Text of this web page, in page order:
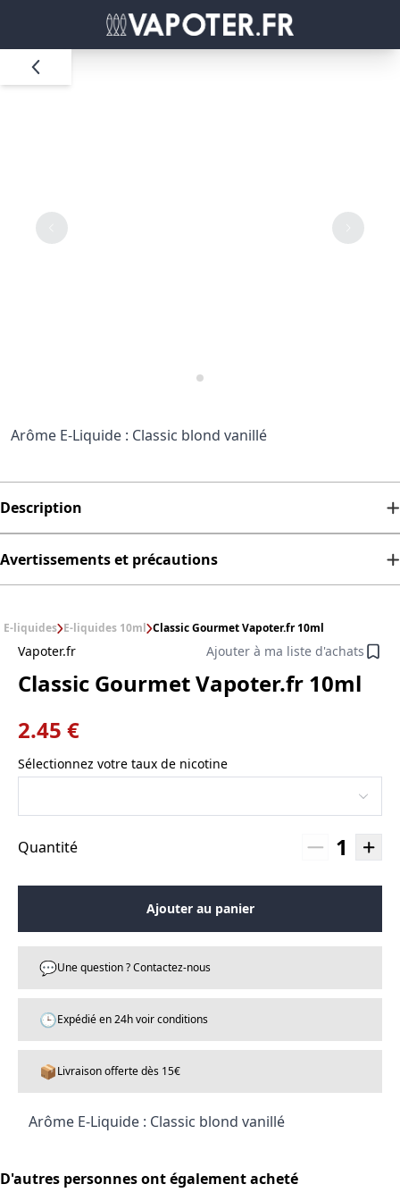
Arôme E-Liquide : Classic blond vanillé
Description
Avertissements et précautions
E-liquides E-liquides 10ml Classic Gourmet Vapoter.fr 10ml
Vapoter.fr Ajouter à ma liste d'achats
Classic Gourmet Vapoter.fr 10ml
2.45 €
Sélectionnez votre taux de nicotine
Quantité 1
Ajouter au panier
💬Une question ? Contactez-nous
🕒Expédié en 24h voir conditions
📦Livraison offerte dès 15€
Arôme E-Liquide : Classic blond vanillé
D'autres personnes ont également acheté